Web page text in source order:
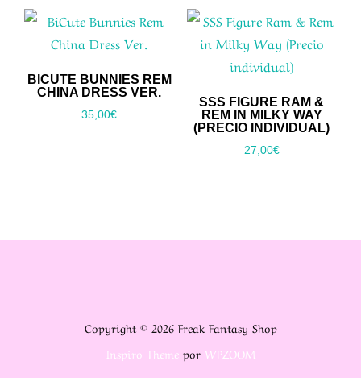
BICUTE BUNNIES REM
CHINA DRESS VER.
35,00€
SSS FIGURE RAM &
REM IN MILKY WAY
(PRECIO INDIVIDUAL)
27,00€
Copyright © 2026 Freak Fantasy Shop
Inspiro Themepor WPZOOM